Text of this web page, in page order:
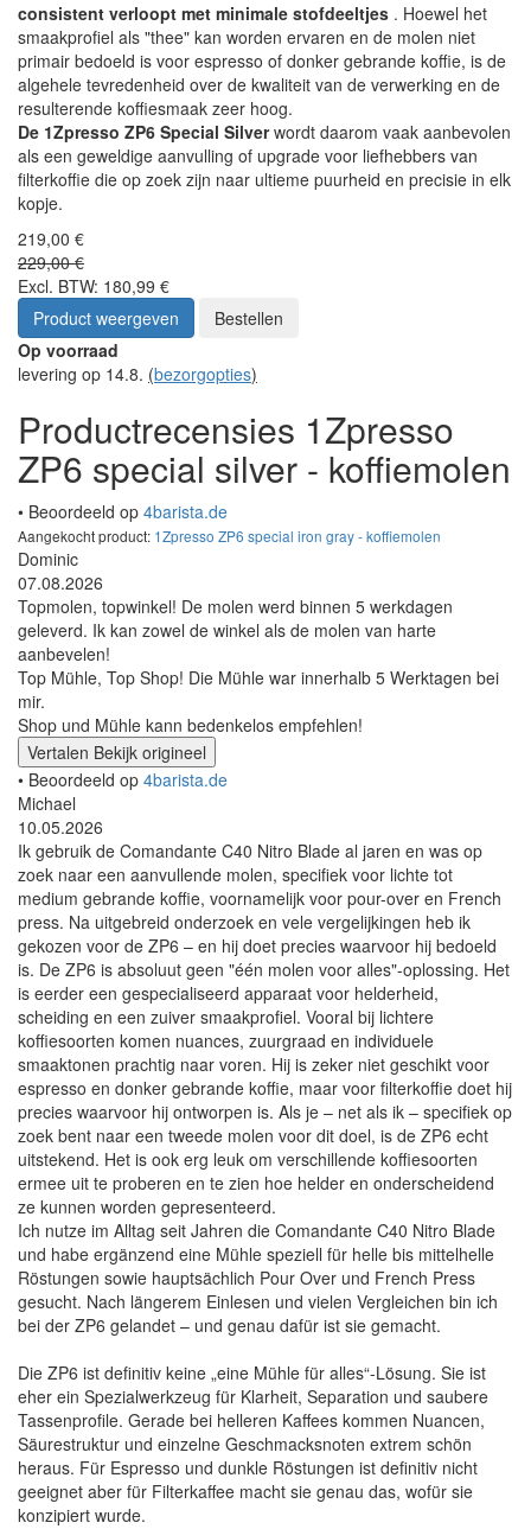
consistent verloopt met minimale stofdeeltjes . Hoewel het
smaakprofiel als "thee" kan worden ervaren en de molen niet
primair bedoeld is voor espresso of donker gebrande koffie, is de
algehele tevredenheid over de kwaliteit van de verwerking en de
resulterende koffiesmaak zeer hoog.
De 1Zpresso ZP6 Special Silverwordt daarom vaak aanbevolen
als een geweldige aanvulling of upgrade voor liefhebbers van
filterkoffie die op zoek zijn naar ultieme puurheid en precisie in elk
kopje.
219,00 €
229,00 €
Excl. BTW: 180,99 €
Product weergeven
Bestellen
Op voorraad
levering op 14.8. (bezorgopties)
Productrecensies 1Zpresso
ZP6 special silver - koffiemolen
• Beoordeeld op 4barista.de
Aangekocht product: 1Zpresso ZP6 special iron gray - koffiemolen
Dominic
07.08.2026
Topmolen, topwinkel! De molen werd binnen 5 werkdagen
geleverd. Ik kan zowel de winkel als de molen van harte
aanbevelen!
Top Mühle, Top Shop! Die Mühle war innerhalb 5 Werktagen bei
mir.
Shop und Mühle kann bedenkelos empfehlen!
Vertalen Bekijk origineel
• Beoordeeld op 4barista.de
Michael
10.05.2026
Ik gebruik de Comandante C40 Nitro Blade al jaren en was op
zoek naar een aanvullende molen, specifiek voor lichte tot
medium gebrande koffie, voornamelijk voor pour-over en French
press. Na uitgebreid onderzoek en vele vergelijkingen heb ik
gekozen voor de ZP6 – en hij doet precies waarvoor hij bedoeld
is. De ZP6 is absoluut geen "één molen voor alles"-oplossing. Het
is eerder een gespecialiseerd apparaat voor helderheid,
scheiding en een zuiver smaakprofiel. Vooral bij lichtere
koffiesoorten komen nuances, zuurgraad en individuele
smaaktonen prachtig naar voren. Hij is zeker niet geschikt voor
espresso en donker gebrande koffie, maar voor filterkoffie doet hij
precies waarvoor hij ontworpen is. Als je – net als ik – specifiek op
zoek bent naar een tweede molen voor dit doel, is de ZP6 echt
uitstekend. Het is ook erg leuk om verschillende koffiesoorten
ermee uit te proberen en te zien hoe helder en onderscheidend
ze kunnen worden gepresenteerd.
Ich nutze im Alltag seit Jahren die Comandante C40 Nitro Blade
und habe ergänzend eine Mühle speziell für helle bis mittelhelle
Röstungen sowie hauptsächlich Pour Over und French Press
gesucht. Nach längerem Einlesen und vielen Vergleichen bin ich
bei der ZP6 gelandet – und genau dafür ist sie gemacht.
Die ZP6 ist definitiv keine „eine Mühle für alles“-Lösung. Sie ist
eher ein Spezialwerkzeug für Klarheit, Separation und saubere
Tassenprofile. Gerade bei helleren Kaffees kommen Nuancen,
Säurestruktur und einzelne Geschmacksnoten extrem schön
heraus. Für Espresso und dunkle Röstungen ist definitiv nicht
geeignet aber für Filterkaffee macht sie genau das, wofür sie
konzipiert wurde.